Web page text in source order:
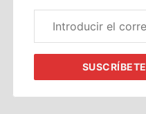
electrónico